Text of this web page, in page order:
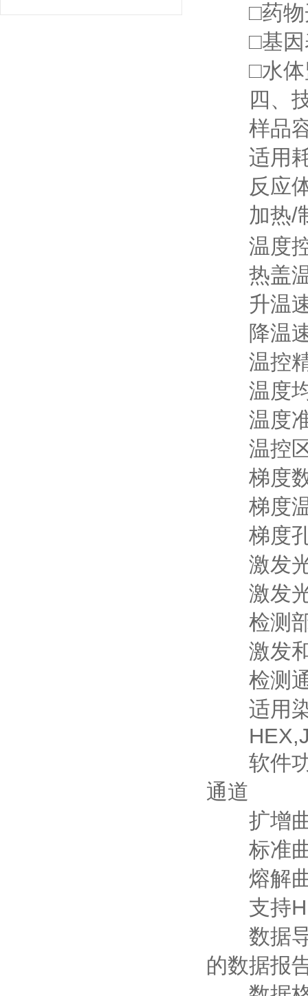
□药物
□基因
□水体
四、技
样品容
适用耗
反应体
加热/制
温度控
热盖温
升温速
降温速
温控精
温度均
温度准
温控区
梯度数
梯度温
梯度孔
激发光
激发光
检测部
激发和
检测通
适用染
软件功
通道
扩增曲
标准曲
熔解曲
支持
数据导
的数据报